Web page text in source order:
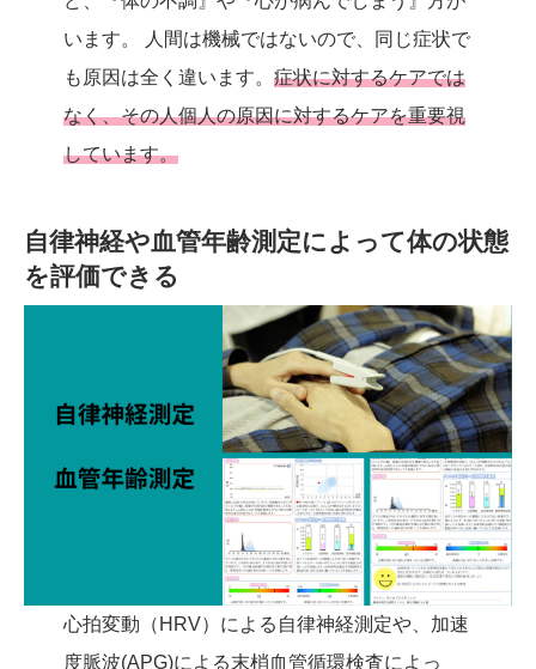
います。 人間は機械ではないので、同じ症状で
も原因は全く違います。 症状に対するケアでは
なく、その人個人の原因に対するケアを重要視
しています。
自律神経や血管年齢測定によって体の状態
を評価できる
心拍変動（HRV）による自律神経測定や、加速
度脈波(APG)による末梢血管循環検査によっ